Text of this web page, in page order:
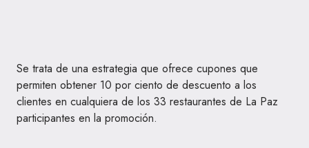
Se trata de una estrategia que ofrece cupones que
permiten obtener 10 por ciento de descuento a los
clientes en cualquiera de los 33 restaurantes de La Paz
participantes en la promoción.